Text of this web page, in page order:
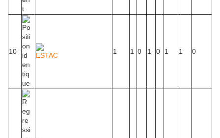
10 ESTAC 1 1 0 1 0 1 1 0